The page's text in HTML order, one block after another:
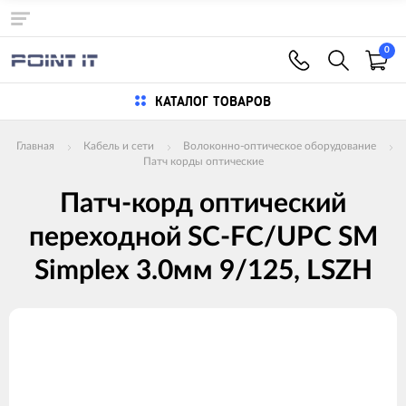
0
КАТАЛОГ ТОВАРОВ
Главная Кабель и сети
Волоконно-оптическое оборудование
Патч корды оптические
Патч-корд оптический
переходной SC-FC/UPC SM
Simplex 3.0мм 9/125, LSZH